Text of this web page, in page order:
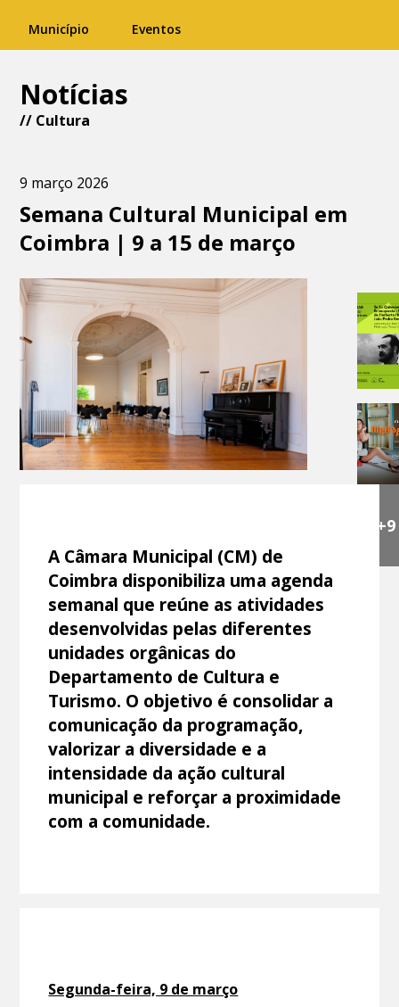
Município Eventos
Notícias
// Cultura
9 março 2026
Semana Cultural Municipal em
Coimbra | 9 a 15 de março
+9
A Câmara Municipal (CM) de
Coimbra disponibiliza uma agenda
semanal que reúne as atividades
desenvolvidas pelas diferentes
unidades orgânicas do
Departamento de Cultura e
Turismo. O objetivo é consolidar a
comunicação da programação,
valorizar a diversidade e a
intensidade da ação cultural
municipal e reforçar a proximidade
com a comunidade.
Segunda-feira, 9 de março